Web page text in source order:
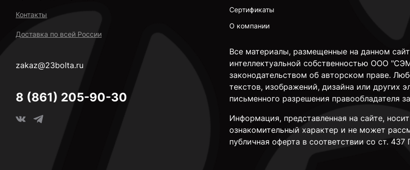
Сертификаты
О компании
Все материалы, размещенные на данном
интеллектуальной собственностью ООО
законодательством об авторском праве.
текстов, изображений, дизайна или других
письменного разрешения правообладателя
Информация, представленная на сайте,
ознакомительный характер и не может
публичная оферта в соответствии со ст. 437
Контакты
Доставка по всей России
zakaz@23bolta.ru
8 (861) 205-90-30